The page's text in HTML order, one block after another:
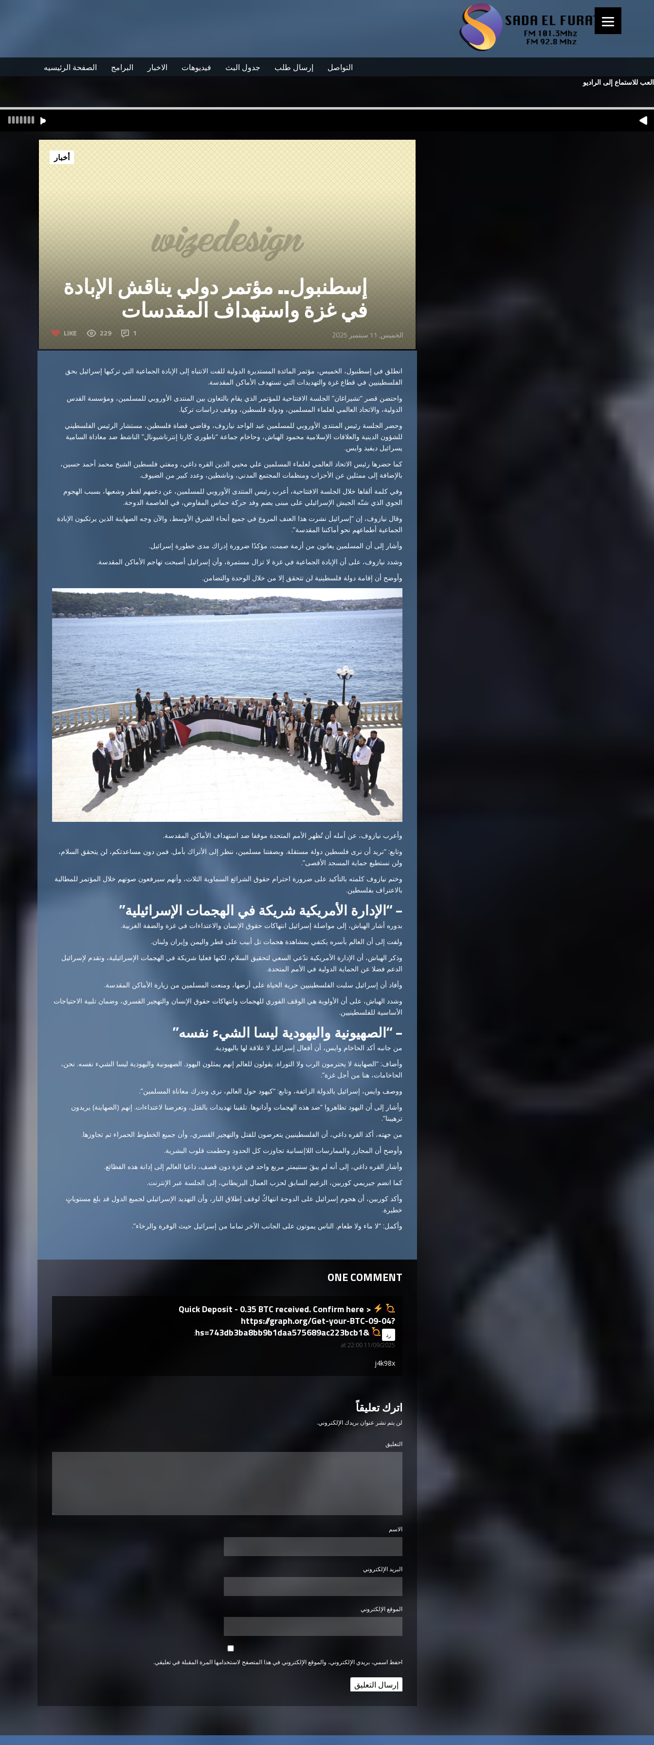
الصفحة الرئيسيه البرامج الاخبار فيديوهات جدول البث إرسال طلب التواصل
العب للاستماع إلى الراديو
إسطنبول.. مؤتمر دولي يناقش الإبادة
في غزة واستهداف المقدسات
LIKE 229 1 الخميس, 11 سبتمبر 2025
أخبار
انطلق في إسطنبول، الخميس، مؤتمر المائدة المستديرة الدولية للفت الانتباه إلى الإبادة الجماعية التي تركبها إسرائيل بحق
الفلسطينيين في قطاع غزة والتهديدات التي تستهدف الأماكن المقدسة.
واحتضن قصر “تشيراغان” الجلسة الافتتاحية للمؤتمر الذي يقام بالتعاون بين المنتدى الأوروبي للمسلمين، ومؤسسة القدس
الدولية، والاتحاد العالمي لعلماء المسلمين، ودولة فلسطين، ووقف دراسات تركيا.
وحضر الجلسة رئيس المنتدى الأوروبي للمسلمين عبد الواحد نيازوف، وقاضي قضاة فلسطين، مستشار الرئيس الفلسطيني
للشؤون الدينية والعلاقات الإسلامية محمود الهباش، وحاخام جماعة “ناطوري كارتا إنترناشيونال” الناشط ضد معاداة السامية
يسرائيل ديفيد وايس.
كما حضرها رئيس الاتحاد العالمي لعلماء المسلمين علي محيي الدين القره داغي، ومفتي فلسطين الشيخ محمد أحمد حسين،
بالإضافة إلى ممثلين عن الأحزاب ومنظمات المجتمع المدني، وناشطين، وعدد كبير من الضيوف.
وفي كلمة ألقاها خلال الجلسة الافتتاحية، أعرب رئيس المنتدى الأوروبي للمسلمين، عن دعمهم لقطر وشعبها، بسبب الهجوم
الجوي الذي شنّه الجيش الإسرائيلي على مبنى يضم وفد حركة حماس المفاوض، في العاصمة الدوحة.
وقال نيازوف، إن “إسرائيل نشرت هذا العنف المروع في جميع أنحاء الشرق الأوسط، والآن وجه الصهاينة الذين يرتكبون الإبادة
الجماعية أطماعهم نحو أماكننا المقدسة”.
وأشار إلى أن المسلمين يعانون من أزمة صمت، مؤكدًا ضرورة إدراك مدى خطورة إسرائيل.
وشدد نيازوف، على أن الإبادة الجماعية في غزة لا تزال مستمرة، وأن إسرائيل أصبحت تهاجم الأماكن المقدسة.
وأوضح أن إقامة دولة فلسطينية لن تتحقق إلا من خلال الوحدة والتضامن.
وأعرب نيازوف، عن أمله أن تُظهر الأمم المتحدة موقفا ضد استهداف الأماكن المقدسة.
وتابع: “نريد أن نرى فلسطين دولة مستقلة. وبصفتنا مسلمين، ننظر إلى الأتراك بأمل. فمن دون مساعدتكم، لن يتحقق السلام،
ولن نستطيع حماية المسجد الأقصى”.
وختم نيازوف كلمته بالتأكيد على ضرورة احترام حقوق الشرائع السماوية الثلاث، وأنهم سيرفعون صوتهم خلال المؤتمر للمطالبة
بالاعتراف بفلسطين.
– “الإدارة الأمريكية شريكة في الهجمات الإسرائيلية”
بدوره أشار الهباش، إلى مواصلة إسرائيل انتهاكات حقوق الإنسان والاعتداءات في غزة والضفة الغربية.
ولفت إلى أن العالم بأسره يكتفي بمشاهدة هجمات تل أبيب على قطر واليمن وإيران ولبنان.
وذكر الهباش، أن الإدارة الأمريكية تدّعي السعي لتحقيق السلام، لكنها فعليا شريكة في الهجمات الإسرائيلية، وتقدم لإسرائيل
الدعم فضلا عن الحماية الدولية في الأمم المتحدة.
وأفاد أن إسرائيل سلبت الفلسطينيين حرية الحياة على أرضها، ومنعت المسلمين من زيارة الأماكن المقدسة.
وشدد الهباش، على أن الأولوية هي الوقف الفوري للهجمات وانتهاكات حقوق الإنسان والتهجير القسري، وضمان تلبية الاحتياجات
الأساسية للفلسطينيين.
– “الصهيونية واليهودية ليسا الشيء نفسه”
من جانبه أكد الحاخام وايس، أن أفعال إسرائيل لا علاقة لها باليهودية.
وأضاف: “الصهاينة لا يحترمون الرب ولا التوراة. يقولون للعالم إنهم يمثلون اليهود. الصهيونية واليهودية ليسا الشيء نفسه. نحن،
الحاخامات، هنا من أجل غزة”.
ووصف وايس، إسرائيل بالدولة الزائفة، وتابع: “كيهود حول العالم، نرى وندرك معاناة المسلمين”.
وأشار إلى أن اليهود تظاهروا “ضد هذه الهجمات وأدانوها. تلقينا تهديدات بالقتل، وتعرضنا لاعتداءات. إنهم (الصهاينة) يريدون
ترهيبنا”.
من جهته، أكد القره داغي، أن الفلسطينيين يتعرضون للقتل والتهجير القسري، وأن جميع الخطوط الحمراء تم تجاوزها.
وأوضح أن المجازر والممارسات اللاإنسانية تجاوزت كل الحدود وحطمت قلوب البشرية.
وأشار القره داغي، إلى أنه لم يبقَ سنتيمتر مربع واحد في غزة دون قصف، داعيا العالم إلى إدانة هذه الفظائع.
كما انضم جيريمي كوربين، الزعيم السابق لحزب العمال البريطاني، إلى الجلسة عبر الإنترنت.
وأكد كوربين، أن هجوم إسرائيل على الدوحة انتهاكٌ لوقف إطلاق النار، وأن التهديد الإسرائيلي لجميع الدول قد بلغ مستوياتٍ
خطيرة.
وأكمل: “لا ماء ولا طعام. الناس يموتون على الجانب الآخر تماما من إسرائيل حيث الوفرة والرخاء”.
ONE COMMENT
Quick Deposit - 0.35 BTC received. Confirm here >
https://graph.org/Get-your-BTC-09-04?
hs=743db3ba8bb9b1daa575689ac223bcb1&
says:
11/09/2025 at 22:00
رد
j4k98x
اترك تعليقاً
لن يتم نشر عنوان بريدك الإلكتروني.
التعليق
الاسم
البريد الإلكتروني
الموقع الإلكتروني
احفظ اسمي، بريدي الإلكتروني، والموقع الإلكتروني في هذا المتصفح لاستخدامها المرة المقبلة في تعليقي.